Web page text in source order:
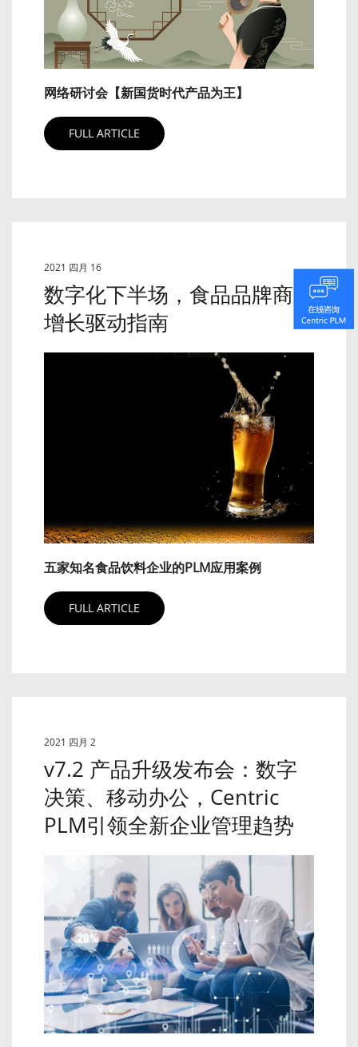
网络研讨会【新国货时代产品为王】
FULL ARTICLE
2021 四月 16
数字化下半场，食品品牌商业
增长驱动指南
五家知名食品饮料企业的PLM应用案例
FULL ARTICLE
2021 四月 2
v7.2 产品升级发布会：数字
决策、移动办公，Centric
PLM引领全新企业管理趋势